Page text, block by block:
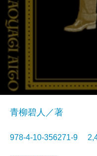
青柳碧人／著
978-4-10-356271-9